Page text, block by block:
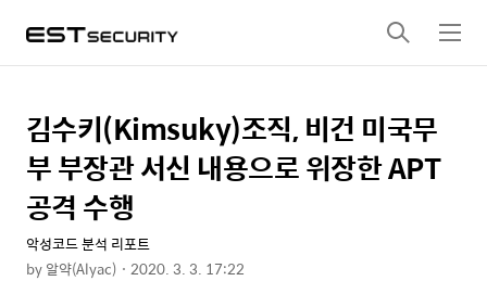
검
색
메
뉴
상
세
컨
텐
츠
본
문
제
목
김수키(Kimsuky)조직, 비건 미국무
부 부장관 서신 내용으로 위장한 APT
공격 수행
악성코드 분석 리포트
by알약(Alyac) 2020. 3. 3. 17:22